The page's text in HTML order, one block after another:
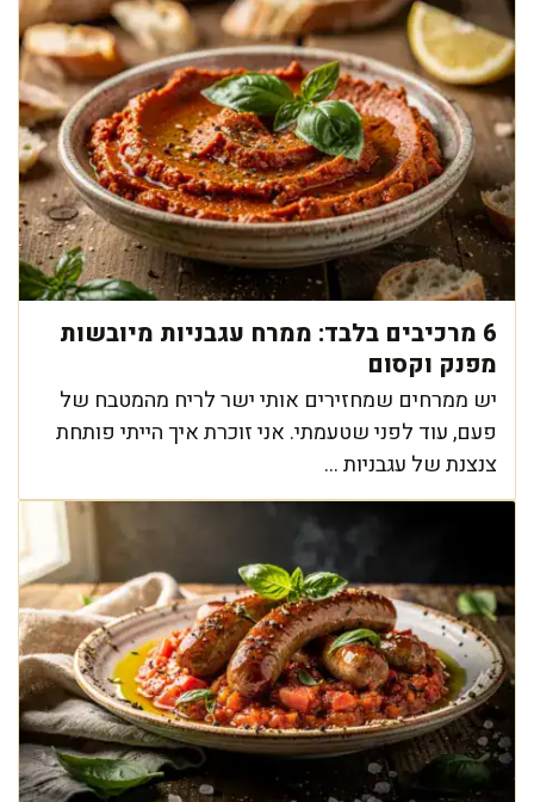
6 מרכיבים בלבד: ממרח עגבניות מיובשות
מפנק וקסום
יש ממרחים שמחזירים אותי ישר לריח מהמטבח של
פעם, עוד לפני שטעמתי. אני זוכרת איך הייתי פותחת
צנצנת של עגבניות ...